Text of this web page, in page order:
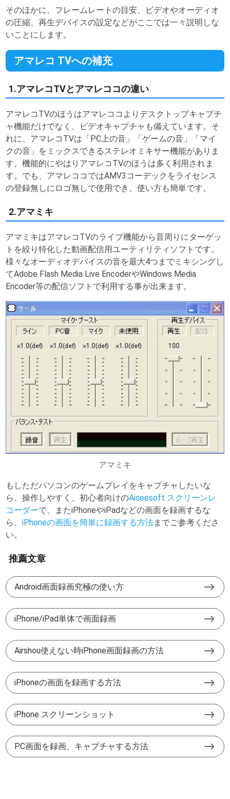
そのほかに、フレームレートの目安、ビデオやオーディオ
の圧縮、再生デバイスの設定などがここでは一々説明しな
いことにします。
アマレコ TVへの補充
1.アマレコTVとアマレココの違い
アマレコTVのほうはアマレココよりデスクトップキャプチ
ャ機能だけでなく、ビデオキャプチャも備えています。そ
れに、アマレコTVは「PC上の音」「ゲームの音」「マイ
クの音」をミックスできるステレオミキサー機能がありま
す。機能的にやはりアマレコTVのほうは多く利用されま
す。でも、アマレココではAMV3コーデックをライセンス
の登録無しにロゴ無しで使用でき、使い方も簡単です。
2.アマミキ
アマミキはアマレコTVのライブ機能から音周りにターゲッ
トを絞り特化した動画配信用ユーティリティソフトです。
様々なオーディオデバイスの音を最大4つまでミキシングし
てAdobe Flash Media Live EncoderやWindows Media
Encoder等の配信ソフトで利用する事が出来ます。
アマミキ
もしただパソコンのゲームプレイをキャプチャしたいな
ら、操作しやすく、初心者向けのAiseesoft スクリーンレ
コーダーで、またiPhoneやiPadなどの画面を録画するな
ら、iPhoneの画面を簡単に録画する方法までご参考くださ
い。
推薦文章
Android画面録画究極の使い方
iPhone/iPad単体で画面録画
Airshou使えない時iPhone画面録画の方法
iPhoneの画面を録画する方法
iPhone スクリーンショット
PC画面を録画、キャプチャする方法